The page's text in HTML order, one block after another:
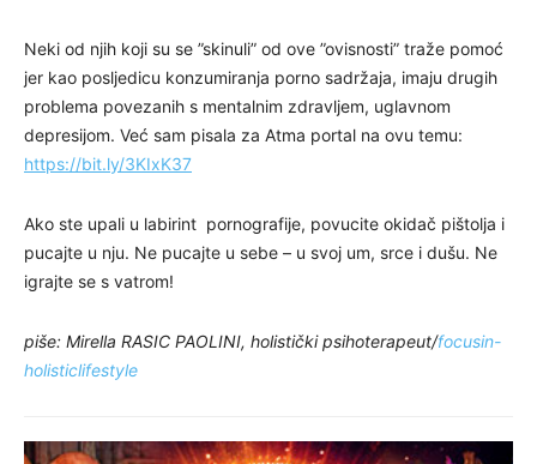
Neki od njih koji su se ”skinuli” od ove ”ovisnosti” traže pomoć
jer kao posljedicu konzumiranja porno sadržaja, imaju drugih
problema povezanih s mentalnim zdravljem, uglavnom
depresijom. Već sam pisala za Atma portal na ovu temu:
https://bit.ly/3KIxK37
Ako ste upali u labirint pornografije, povucite okidač pištolja i
pucajte u nju. Ne pucajte u sebe – u svoj um, srce i dušu. Ne
igrajte se s vatrom!
piše: Mirella RASIC PAOLINI, holistički psihoterapeut/focusin-
holisticlifestyle